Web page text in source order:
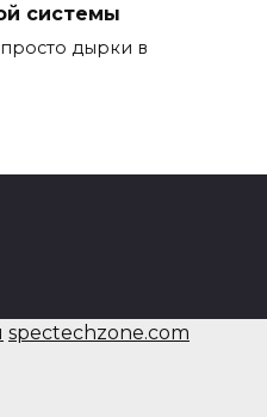
системы
дырки в
spectechzone.com